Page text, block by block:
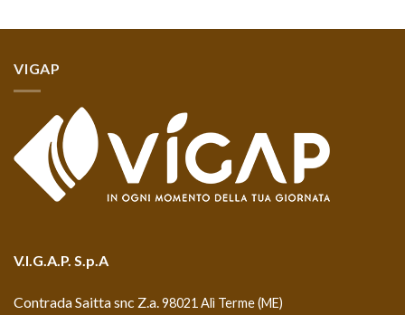
VIGAP
V.I.G.A.P. S.p.A
Contrada Saitta snc Z.a.98021 Alì Terme (ME)